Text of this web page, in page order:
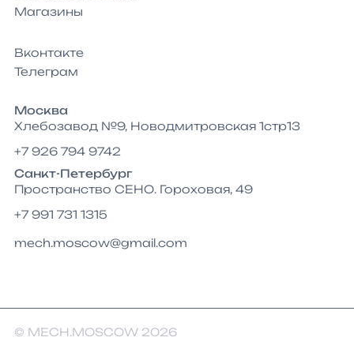
Магазины
Вконтакте
Телеграм
Москва
Хлебозавод №9, Новодмитровская 1стр13
+7 926 794 9742
Санкт-Петербург
Пространство СЕНО. Гороховая, 49
+7 991 731 1315
mech.moscow@gmail.com
© MECH.MOSCOW 2026